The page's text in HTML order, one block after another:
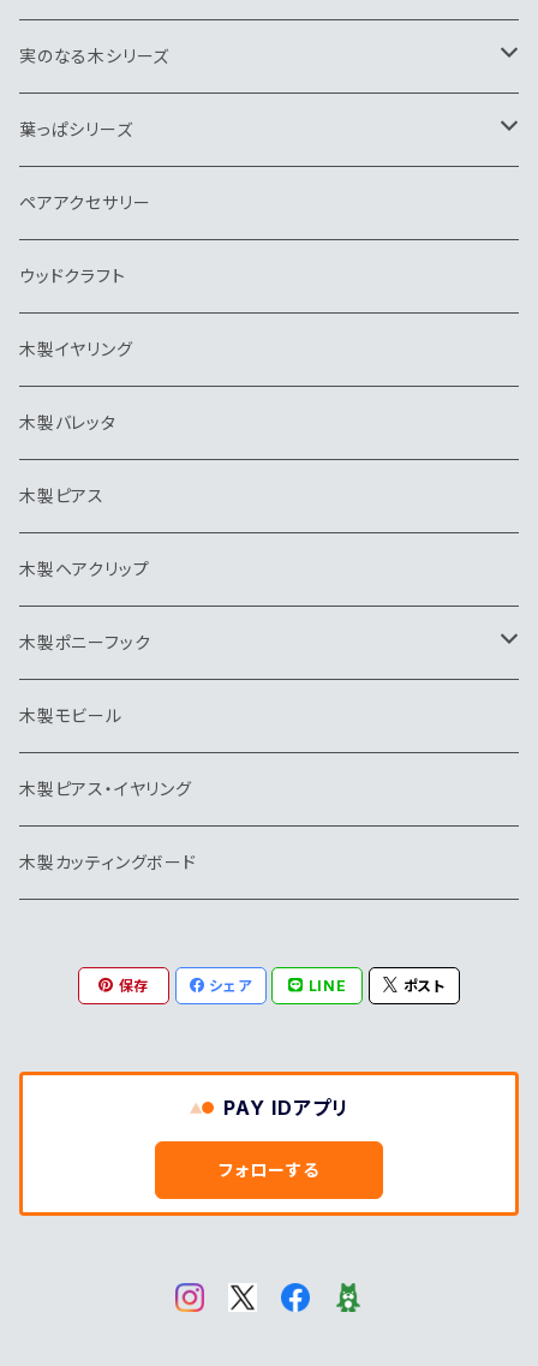
帯留
バッグチャーム
帽子クリップ
イヤリング
バレッタ
ピアス
ヘアクリップ
ポニーフック
モビール
ヘアゴム
帽子クリップ
イヤリング
ピアス・イヤリング
キーホルダー
バッグチャーム
ウッドクラフト
ヘアゴム
帽子クリップ
ピンブローチ・タイタック
カッティングボード
ネクタイピン
キーホルダー
ピンブローチ・タイタック
ペンダント
ネクタイピン
キーホルダー
ヘアゴム
ブローチ
ネクタイピン
実のなる木シリーズ
ペンダント
ブローチ
葉っぱシリーズ
ブローチ
ペンダント
ネクタイピン
キーホルダー
ヘアゴム
帽子クリップ
ペアアクセサリー
ウッドクラフト
木製イヤリング
木製バレッタ
木製ピアス
木製ヘアクリップ
木製ポニーフック
トリ
木製モビール
木製ピアス・イヤリング
木製カッティングボード
保存 シェア LINE ポスト
PAY IDアプリ
フォローする